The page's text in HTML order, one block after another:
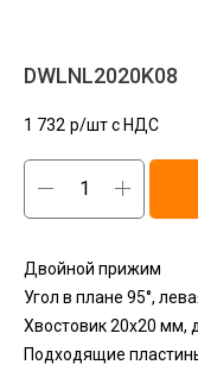
DWLNL2020K08
1 732 р/шт c НДС
Двойной прижим
Угол в плане 95°,
Хвостовик 20х20 мм,
Подходящие